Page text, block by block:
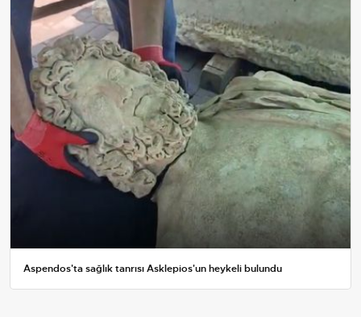
Aspendos'ta sağlık tanrısı Asklepios'un heykeli bulundu